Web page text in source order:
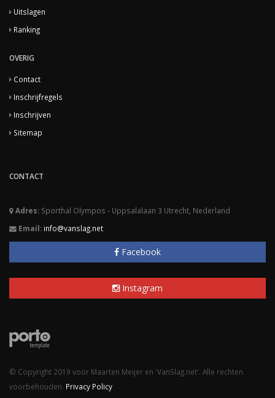
Uitslagen
Ranking
OVERIG
Contact
Inschrijfregels
Inschrijven
Sitemap
CONTACT
Adres: Sporthal Olympos - Uppsalalaan 3 Utrecht, Nederland
Email: info@vanslag.net
Facebook
Instagram
© Copyright 2019 voor Maarten Meijer en 'VanSlag.net'. Alle rechten
voorbehouden. Privacy Policy